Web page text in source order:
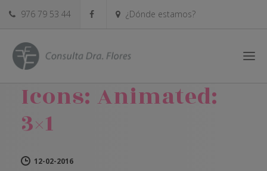
976 79 53 44 ¿Dónde estamos?
Icons: Animated:
3×1
12-02-2016